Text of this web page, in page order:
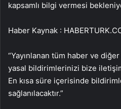
kapsamlı bilgi vermesi
Haber Kaynak :
“Yayınlanan tüm haber ve
yasal bildirimlerinizi bize
En kısa süre içerisinde
sağlanılacaktır.”